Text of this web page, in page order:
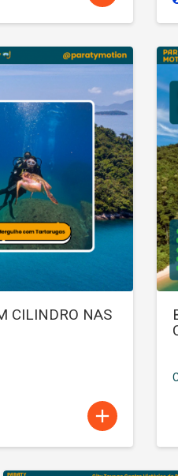
add
CILINDRO NAS